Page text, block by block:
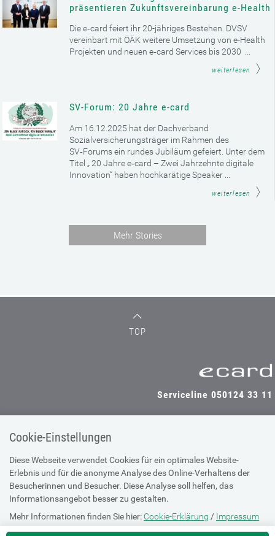
Cookie-Einstellungen
Diese Webseite verwendet Cookies für ein optimales Website-
Erlebnis und für die anonyme Analyse des Online-Verhaltens der
Besucherinnen und Besucher. Diese Analyse soll helfen, das
Informationsangebot besser zu gestalten.
Mehr Informationen finden Sie hier: Cookie-Erklärung / Impressum
präsentieren Zukunftsvereinbarung e-Health
Die e‑card feiert ihr 20-jähriges Bestehen. DVSV
vereinbart mit ÖÄK weitere Umsetzung von e-Health
Projekten und neuen e‑card Services bis 2030 ...
weiterlesen
SV-Forum: 20 Jahre e-card
Am 16.12.2025 hat der Dachverband
Sozialversicherungsträger im Rahmen des
SV‑Forums ein rundes Jubiläum gefeiert. Unter dem
Titel „ 20 Jahre e‑card – Zwei Jahrzehnte digitale
Innovation“ haben hochkarätige Speaker ...
weiterlesen
Mehr Stories
TOP
Serviceline 050124 33 11
Impressum
Site Map